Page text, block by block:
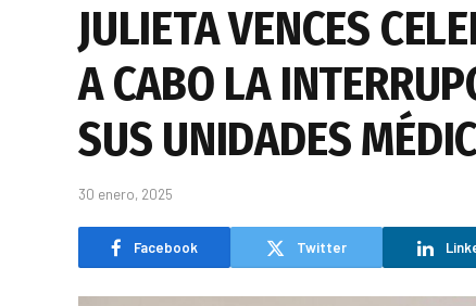
JULIETA VENCES
A CABO LA
SUS UNIDADES
30 enero, 2025
Facebook Twitter